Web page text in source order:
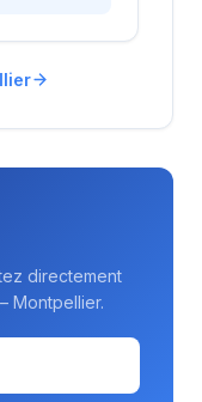
Google
directement
Montpellier.